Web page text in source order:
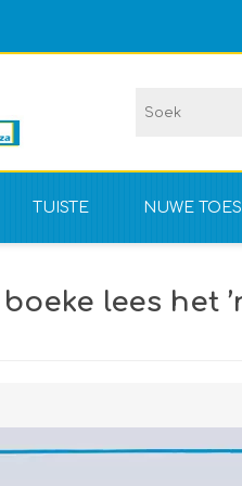
TUISTE NUWE
lees het